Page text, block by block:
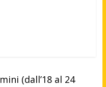
(dall’18 al 24